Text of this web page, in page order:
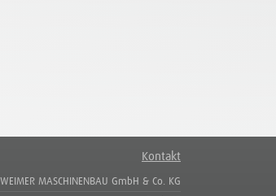
Kontakt
WEIMER MASCHINENBAU GmbH & Co. KG